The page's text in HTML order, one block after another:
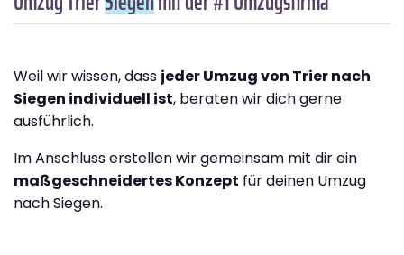
Weil wir wissen, dass jeder Umzug von Trier nach
Siegen individuell ist, beraten wir dich gerne
ausführlich.
Im Anschluss erstellen wir gemeinsam mit dir ein
maßgeschneidertes Konzept für deinen Umzug
nach Siegen.